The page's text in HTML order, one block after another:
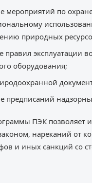
мероприятий по
природных
правил эксплуатации
оборудования;
предписаний
ПЭК позволяет
нареканий от
и иных санкций со